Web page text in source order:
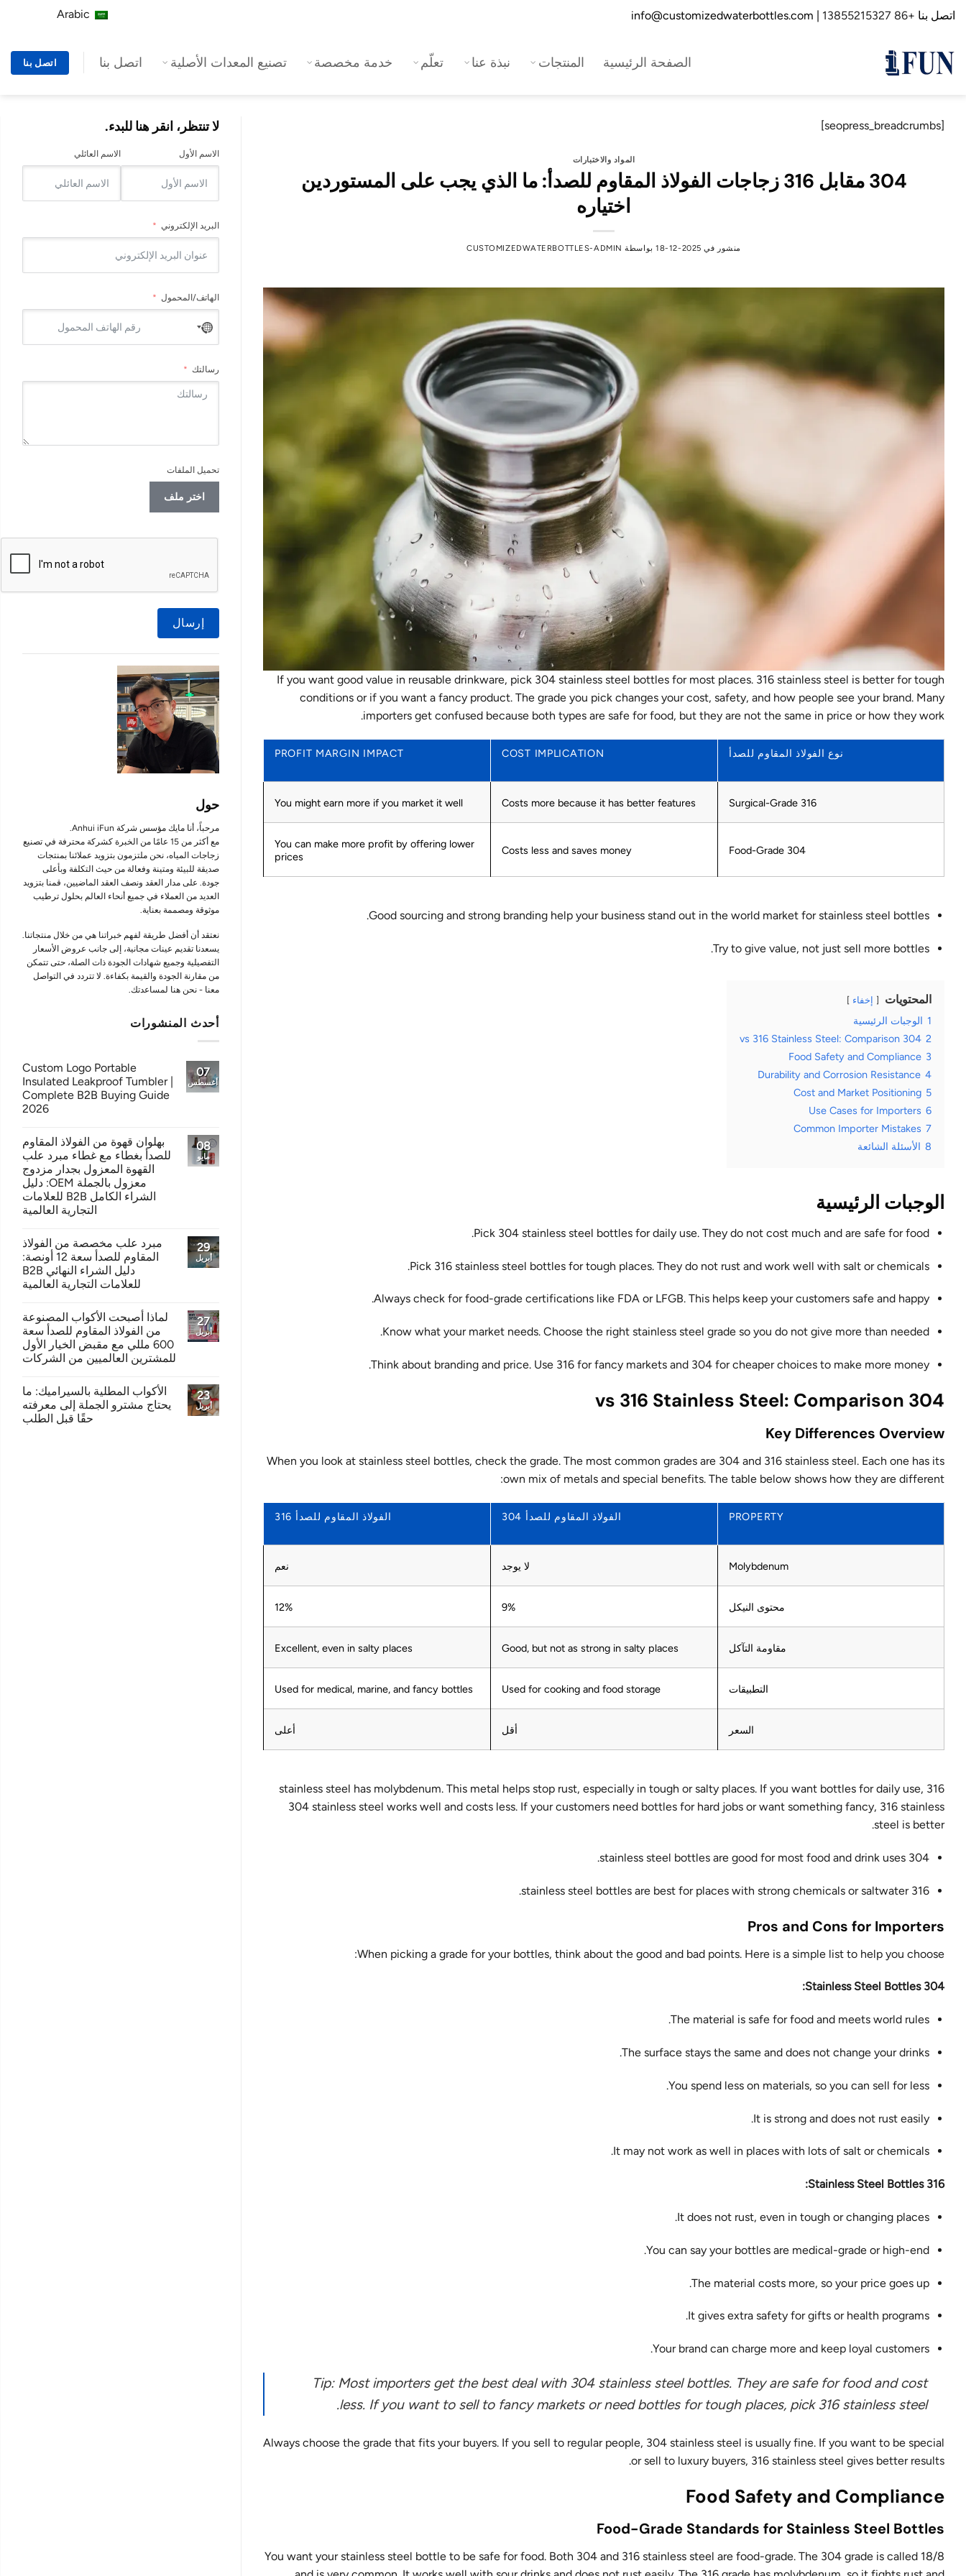
تخطي
للمحتوى
اتصل بنا +86 13855215327
| info@customizedwaterbottles.com
الصفحة الرئيسية المنتجات نبذة عنا تعلّم خدمة مخصصة تصنيع المعدات الأصلية اتصل بنا اتصل بنا
[seopress_breadcrumbs]
المواد والاختبارات
304 مقابل 316 زجاجات الفولاذ المقاوم للصدأ: ما الذي يجب على المستوردين
اختياره
منشور في 2025-12-18 بواسطة CUSTOMIZEDWATERBOTTLES-ADMIN
If you want good value in reusable drinkware, pick 304 stainless steel bottles for most places. 316 stainless steel is better for tough
conditions or if you want a fancy product. The grade you pick changes your cost, safety, and how people see your brand. Many
importers get confused because both types are safe for food, but they are not the same in price or how they work.
نوع الفولاذ المقاوم للصدأ COST IMPLICATION
PROFIT MARGIN IMPACT
316 Surgical-Grade
Costs more because it has better features
You might earn more if you market it well
304 Food-Grade
Costs less and saves money
You can make more profit by offering lower
prices
Good sourcing and strong branding help your business stand out in the world market for stainless steel bottles.
Try to give value, not just sell more bottles.
المحتويات إخفاء
1 الوجبات الرئيسية
2
304 vs 316 Stainless Steel: Comparison
3
Food Safety and Compliance
4
Durability and Corrosion Resistance
5
Cost and Market Positioning
6
Use Cases for Importers
7
Common Importer Mistakes
8 الأسئلة الشائعة
الوجبات الرئيسية
Pick 304 stainless steel bottles for daily use. They do not cost much and are safe for food.
Pick 316 stainless steel bottles for tough places. They do not rust and work well with salt or chemicals.
Always check for food-grade certifications like FDA or LFGB. This helps keep your customers safe and happy.
Know what your market needs. Choose the right stainless steel grade so you do not give more than needed.
Think about branding and price. Use 316 for fancy markets and 304 for cheaper choices to make more money.
304 vs 316 Stainless Steel: Comparison
Key Differences Overview
When you look at stainless steel bottles, check the grade. The most common grades are 304 and 316 stainless steel. Each one has its
own mix of metals and special benefits. The table below shows how they are different:
PROPERTY الفولاذ المقاوم للصدأ 304 الفولاذ المقاوم للصدأ 316
Molybdenum لا يوجد نعم
محتوى النيكل 9%
12%
مقاومة التآكل Good, but not as strong in salty places
Excellent, even in salty places
التطبيقات Used for cooking and food storage
Used for medical, marine, and fancy bottles
السعر أقل أعلى
316 stainless steel has molybdenum. This metal helps stop rust, especially in tough or salty places. If you want bottles for daily use,
304 stainless steel works well and costs less. If your customers need bottles for hard jobs or want something fancy, 316 stainless
steel is better.
304 stainless steel bottles are good for most food and drink uses.
316 stainless steel bottles are best for places with strong chemicals or saltwater.
Pros and Cons for Importers
When picking a grade for your bottles, think about the good and bad points. Here is a simple list to help you choose:
304 Stainless Steel Bottles:
The material is safe for food and meets world rules.
The surface stays the same and does not change your drinks.
You spend less on materials, so you can sell for less.
It is strong and does not rust easily.
It may not work as well in places with lots of salt or chemicals.
316 Stainless Steel Bottles:
It does not rust, even in tough or changing places.
You can say your bottles are medical-grade or high-end.
The material costs more, so your price goes up.
It gives extra safety for gifts or health programs.
Your brand can charge more and keep loyal customers.
Tip: Most importers get the best deal with 304 stainless steel bottles. They are safe for food and cost
less. If you want to sell to fancy markets or need bottles for tough places, pick 316 stainless steel.
Always choose the grade that fits your buyers. If you sell to regular people, 304 stainless steel is usually fine. If you want to be special
or sell to luxury buyers, 316 stainless steel gives better results.
Food Safety and Compliance
Food-Grade Standards for Stainless Steel Bottles
You want your stainless steel bottle to be safe for food. Both 304 and 316 stainless steel are food-grade. The 304 grade is called 18/8
لا تنتظر، انقر هنا للبدء.
الاسم الأول الاسم العائلي
البريد الإلكتروني
الهاتف/المحمول
No
country
selectedرسالتك
تحميل الملفات
اختر ملف
إرسال
حول
مرحباً، أنا مايك مؤسس شركة Anhui iFun.
مع أكثر من 15 عامًا من الخبرة كشركة محترفة في تصنيع
زجاجات المياه، نحن ملتزمون بتزويد عملائنا بمنتجات
صديقة للبيئة ومتينة وفعالة من حيث التكلفة وبأعلى
جودة. على مدار العقد ونصف العقد الماضيين، قمنا بتزويد
العديد من العملاء في جميع أنحاء العالم بحلول ترطيب
موثوقة ومصممة بعناية.
نعتقد أن أفضل طريقة لفهم خبراتنا هي من خلال منتجاتنا.
يسعدنا تقديم عينات مجانية، إلى جانب عروض الأسعار
التفصيلية وجميع شهادات الجودة ذات الصلة، حتى تتمكن
من مقارنة الجودة والقيمة بكفاءة. لا تتردد في التواصل
معنا - نحن هنا لمساعدتك.
أحدث المنشورات
07
أغسطس
Custom Logo Portable
Insulated Leakproof Tumbler |
Complete B2B Buying Guide
2026
08
مايو
بهلوان قهوة من الفولاذ المقاوم
للصدأ بغطاء مع غطاء مبرد علب
القهوة المعزول بجدار مزدوج
معزول بالجملة OEM: دليل
الشراء الكامل B2B للعلامات
التجارية العالمية
29
أبريل
مبرد علب مخصصة من الفولاذ
المقاوم للصدأ سعة 12 أونصة:
دليل الشراء النهائي B2B
للعلامات التجارية العالمية
27
أبريل
لماذا أصبحت الأكواب المصنوعة
من الفولاذ المقاوم للصدأ سعة
600 مللي مع مقبض الخيار الأول
للمشترين العالميين من الشركات
23
أبريل
الأكواب المطلية بالسيراميك: ما
يحتاج مشترو الجملة إلى معرفته
حقًا قبل الطلب